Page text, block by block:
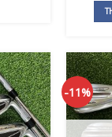
-11%